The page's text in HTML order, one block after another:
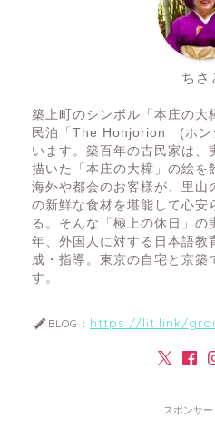
ちさ
築上町のシンボル「本庄の大
民泊「The Honjorion (ホン
います。築百年の古民家は、
描いた「本庄の大樟」の絵を
海外や都会のお客様が、里山
の新鮮な食材を堪能して心安
る。そんな「極上の休日」の
年、外国人に対する日本語教
成・指導。東京の自宅と京築
す。
BLOG： https://lit.link/
スポンサー